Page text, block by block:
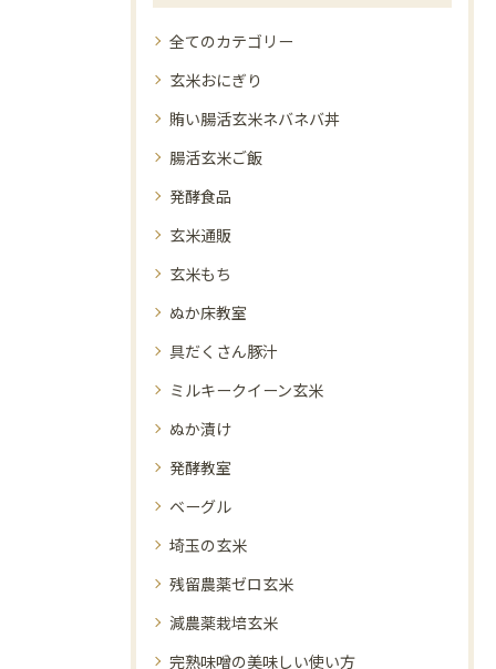
全てのカテゴリー
玄米おにぎり
賄い腸活玄米ネバネバ丼
腸活玄米ご飯
発酵食品
玄米通販
玄米もち
ぬか床教室
具だくさん豚汁
ミルキークイーン玄米
ぬか漬け
発酵教室
ベーグル
埼玉の玄米
残留農薬ゼロ玄米
減農薬栽培玄米
完熟味噌の美味しい使い方